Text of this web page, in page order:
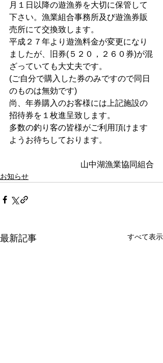
月１日以降の遊漁券を大切に保管して
下さい。漁業組合事務所及び遊漁券販
売所にて交換致します。
平成２７年より遊漁料金が変更になり
ましたが、旧券(５２０，２６０券)が混
ざっていても大丈夫です。
(ご自分で購入した券のみですので同日
のものは無効です)
尚、年券購入のお客様には上記施設の
招待券を１枚進呈致します。
多数の釣り客の皆様がご利用頂けます
ようお待ちしております。
山中湖漁業協同組合
お知らせ
最新記事 すべて表示